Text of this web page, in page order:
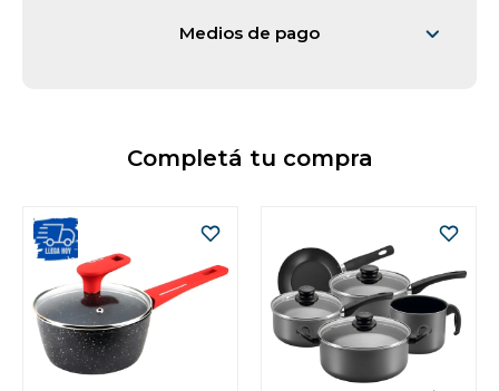
Medios de pago
Completá tu compra